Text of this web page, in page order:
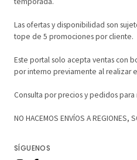
Las ofertas y disponibilidad son
tope de 5 promociones por cliente.
Este portal solo acepta ventas con
por interno previamente al realizar
Consulta por precios y pedidos para
NO HACEMOS ENVÍOS A REGIONES,
SÍGUENOS